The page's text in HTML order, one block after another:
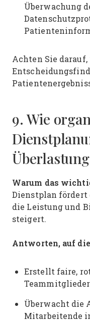
Überwachung
Achten Sie
9. Wie
Warum das
Dienstplan fördert
die Leistung und
steigert.
Antworten, auf
Erstellt faire,
Überwacht die
Mitarbeitende